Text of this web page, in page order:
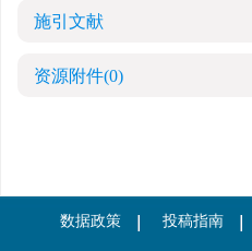
施引文献
资源附件(0)
数据政策 投稿指南